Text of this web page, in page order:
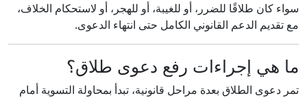
سواء كان طلاقًا للضرر، أو للغيبة، أو للهجر، أو لاستحكام الخلاف،
مع تقديم الدعم القانوني الكامل حتى انتهاء الدعوى.
ما هي إجراءات رفع دعوى طلاق؟
تمر دعوى الطلاق بعدة مراحل قانونية، تبدأ بمحاولة التسوية أمام